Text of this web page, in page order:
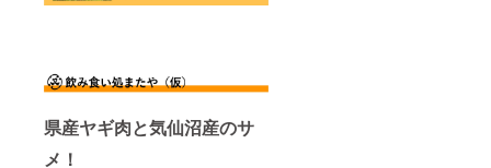
県産ヤギ肉と気仙沼産のサ
メ！